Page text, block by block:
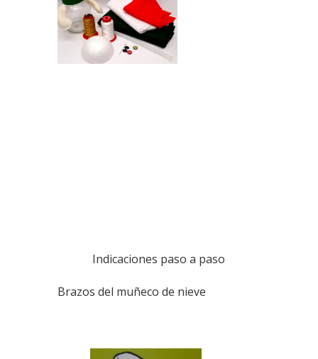
Indicaciones paso a paso
Brazos del muñeco de nieve